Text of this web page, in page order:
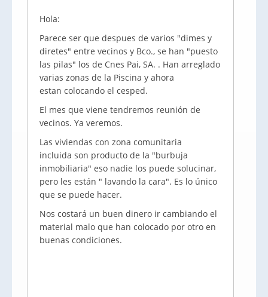
Hola:
Parece ser que despues de varios "dimes y
diretes" entre vecinos y Bco., se han "puesto
las pilas" los de Cnes Pai, SA. . Han arreglado
varias zonas de la Piscina y ahora
estan colocando el cesped.
El mes que viene tendremos reunión de
vecinos. Ya veremos.
Las viviendas con zona comunitaria
incluida son producto de la "burbuja
inmobiliaria" eso nadie los puede solucinar,
pero les están " lavando la cara". Es lo único
que se puede hacer.
Nos costará un buen dinero ir cambiando el
material malo que han colocado por otro en
buenas condiciones.